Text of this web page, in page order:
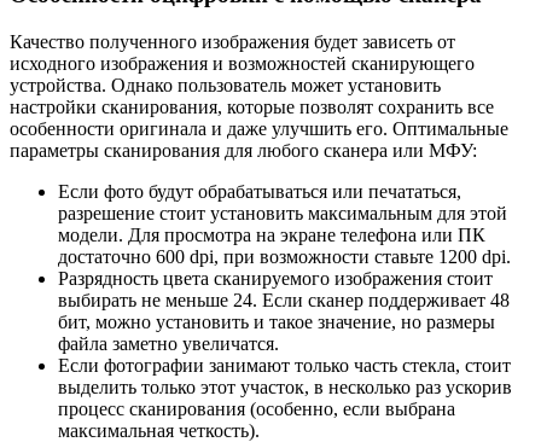
Качество полученного изображения будет зависеть от
исходного изображения и возможностей сканирующего
устройства. Однако пользователь может установить
настройки сканирования, которые позволят сохранить все
особенности оригинала и даже улучшить его. Оптимальные
параметры сканирования для любого сканера или МФУ:
Если фото будут обрабатываться или печататься,
разрешение стоит установить максимальным для этой
модели. Для просмотра на экране телефона или ПК
достаточно 600 dpi, при возможности ставьте 1200 dpi.
Разрядность цвета сканируемого изображения стоит
выбирать не меньше 24. Если сканер поддерживает 48
бит, можно установить и такое значение, но размеры
файла заметно увеличатся.
Если фотографии занимают только часть стекла, стоит
выделить только этот участок, в несколько раз ускорив
процесс сканирования (особенно, если выбрана
максимальная четкость).